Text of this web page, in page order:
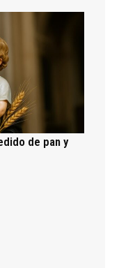
de pan y